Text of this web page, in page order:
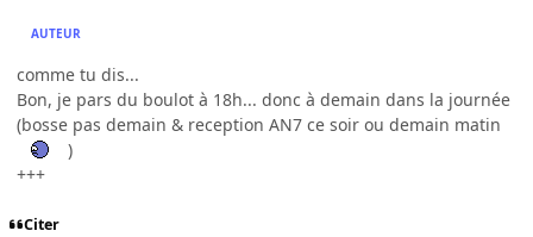
AUTEUR
comme tu dis...
Bon, je pars du boulot à 18h... donc à demain dans la journée
(bosse pas demain & reception AN7 ce soir ou demain matin
)
+++
Citer